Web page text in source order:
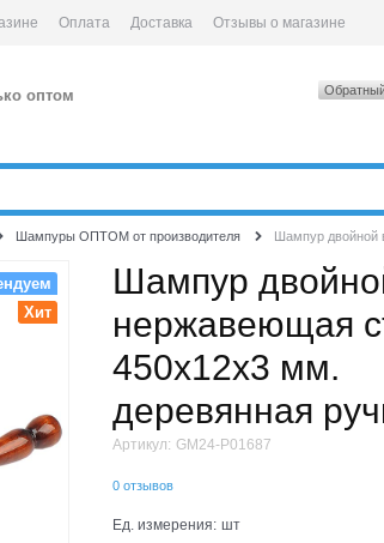
Оплата Доставка Отзывы о магазине
оптом
Шампуры ОПТОМ от производителя Шампур двойной
Хит
Шампур
нержавеющая
450х12х3 мм.
деревянная
Артикул: GM24-P01687
0 отзывов
Ед. измерения: шт